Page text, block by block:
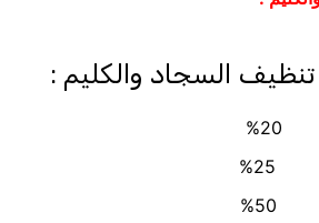
السجاد والكليم :